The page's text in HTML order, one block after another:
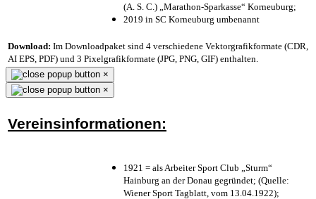
(A. S. C.) „Marathon-Sparkasse“ Korneuburg;
2019 in SC Korneuburg umbenannt
Download: Im Downloadpaket sind 4 verschiedene Vektorgrafikformate (CDR,
AI EPS, PDF) und 3 Pixelgrafikformate (JPG, PNG, GIF) enthalten.
×
×
Vereinsinformationen:
1921 = als Arbeiter Sport Club „Sturm“
Hainburg an der Donau gegründet; (Quelle:
Wiener Sport Tagblatt, vom 13.04.1922);